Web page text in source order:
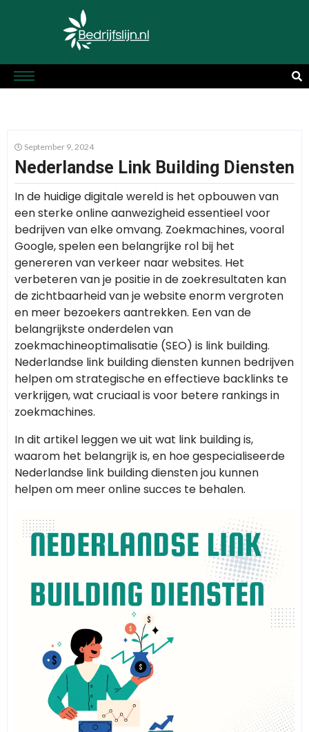
September 9, 2024
Nederlandse Link Building Diensten
In de huidige digitale wereld is het opbouwen van
een sterke online aanwezigheid essentieel voor
bedrijven van elke omvang. Zoekmachines, vooral
Google, spelen een belangrijke rol bij het
genereren van verkeer naar websites. Het
verbeteren van je positie in de zoekresultaten kan
de zichtbaarheid van je website enorm vergroten
en meer bezoekers aantrekken. Een van de
belangrijkste onderdelen van
zoekmachineoptimalisatie (SEO) is link building.
Nederlandse link building diensten kunnen bedrijven
helpen om strategische en effectieve backlinks te
verkrijgen, wat cruciaal is voor betere rankings in
zoekmachines.
In dit artikel leggen we uit wat link building is,
waarom het belangrijk is, en hoe gespecialiseerde
Nederlandse link building diensten jou kunnen
helpen om meer online succes te behalen.